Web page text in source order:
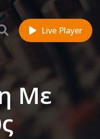
Live Player
Με